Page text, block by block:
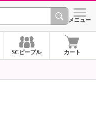
ショッ
メニュー
SCピープル カート